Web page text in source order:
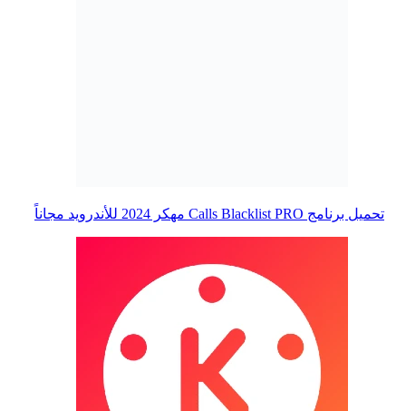
تحميل برنامج Calls Blacklist PRO مهكر 2024 للأندرويد مجاناً